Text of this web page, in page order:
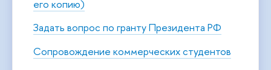
его копию)
Задать вопрос по гранту Президента РФ
Сопровождение коммерческих студентов